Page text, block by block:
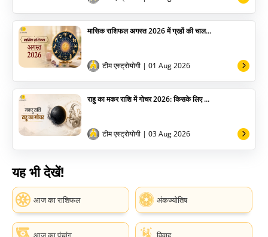
मासिक राशिफल अगस्त 2026 में ग्रहों की चाल...
टीम एस्ट्रोयोगी | 01 Aug 2026
राहु का मकर राशि में गोचर 2026: किसके लिए ...
टीम एस्ट्रोयोगी | 03 Aug 2026
यह भी देखें!
आज का राशिफल अंकज्योतिष